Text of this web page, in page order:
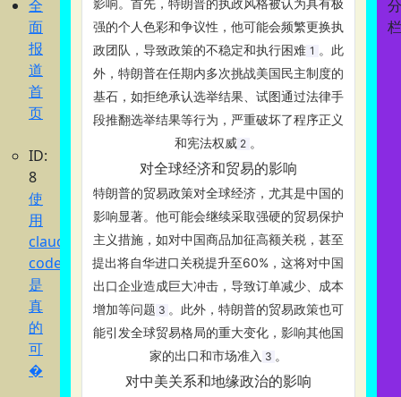
全
面
报
道
首
页
ID:
8
使
用
claude
code
是
真
的
可
�
影响。首先，特朗普的执政风格被认为具有极
强的个人色彩和争议性，他可能会频繁更换执
政团队，导致政策的不稳定和执行困难‌ 1 。此
外，特朗普在任期内多次挑战美国民主制度的
基石，如拒绝承认选举结果、试图通过法律手
段推翻选举结果等行为，严重破坏了程序正义
和宪法权威‌ 2 。
对全球经济和贸易的影响
特朗普的贸易政策对全球经济，尤其是中国的
影响显著。他可能会继续采取强硬的贸易保护
主义措施，如对中国商品加征高额关税，甚至
提出将自华进口关税提升至60%，这将对中国
出口企业造成巨大冲击，导致订单减少、成本
增加等问题‌ 3 。此外，特朗普的贸易政策也可
能引发全球贸易格局的重大变化，影响其他国
家的出口和市场准入‌ 3 。
对中美关系和地缘政治的影响
分
栏